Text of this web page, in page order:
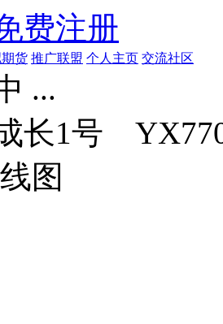
费注册
货 推广联盟 个人主页 交流社区
...
长1号
图